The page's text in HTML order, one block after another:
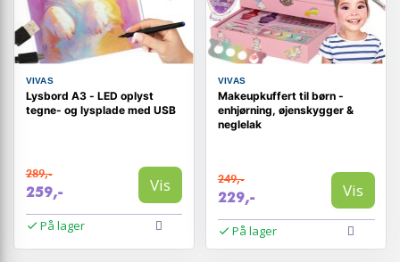
VIVAS
Lysbord A3 - LED oplyst
tegne- og lysplade med USB
289,-
259,- Vis
På lager
VIVAS
Makeupkuffert til børn -
enhjørning, øjenskygger &
neglelak
249,-
229,- Vis
På lager